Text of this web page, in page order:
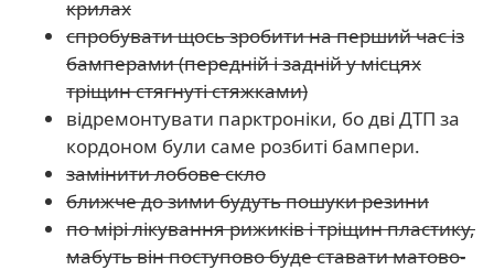
крилах
спробувати щось зробити на перший час із
бамперами (передній і задній у місцях
тріщин стягнуті стяжками)
відремонтувати парктроніки, бо дві ДТП за
кордоном були саме розбиті бампери.
замінити лобове скло
ближче до зими будуть пошуки резини
по мірі лікування рижиків і тріщин пластику,
мабуть він поступово буде ставати матово-